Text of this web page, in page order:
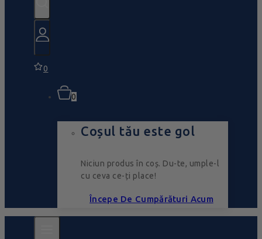
0
0
Coșul tău este gol
Niciun produs în coș. Du-te, umple-l
cu ceva ce-ți place!
Începe De Cumpărături Acum